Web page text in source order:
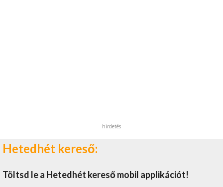
hirdetés
Hetedhét kereső:
Töltsd le a Hetedhét kereső mobil applikációt!